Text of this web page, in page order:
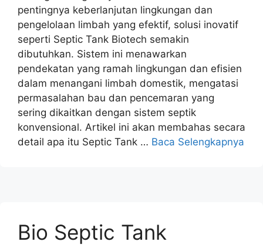
pentingnya keberlanjutan lingkungan dan
pengelolaan limbah yang efektif, solusi inovatif
seperti Septic Tank Biotech semakin
dibutuhkan. Sistem ini menawarkan
pendekatan yang ramah lingkungan dan efisien
dalam menangani limbah domestik, mengatasi
permasalahan bau dan pencemaran yang
sering dikaitkan dengan sistem septik
konvensional. Artikel ini akan membahas secara
detail apa itu Septic Tank … Baca Selengkapnya
Bio Septic Tank